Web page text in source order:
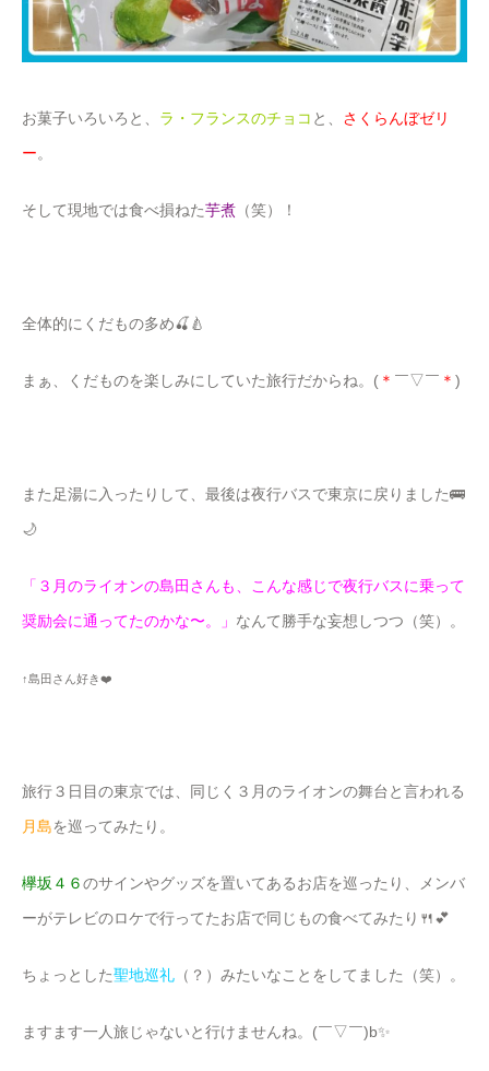
お菓子いろいろと、 ラ・フランスのチョコ と、 さくらんぼゼリ
ー。
そして現地では食べ損ねた芋煮 （笑）！
全体的にくだもの多め🍒🍐
まぁ、くだものを楽しみにしていた旅行だからね。( ＊ ￣▽￣ ＊ )
また足湯に入ったりして、最後は夜行バスで東京に戻りました🚌
🌙
「３月のライオンの島田さんも、こんな感じで夜行バスに乗って
奨励会に通ってたのかな〜。」 なんて勝手な妄想しつつ（笑）。
↑島田さん好き❤️
旅行３日目の東京では、同じく３月のライオンの舞台と言われる
月島を巡ってみたり。
欅坂４６のサインやグッズを置いてあるお店を巡ったり、メンバ
ーがテレビのロケで行ってたお店で同じもの食べてみたり🍴💕
ちょっとした聖地巡礼 （？）みたいなことをしてました（笑）。
ますます一人旅じゃないと行けませんね。(￣▽￣)b✨